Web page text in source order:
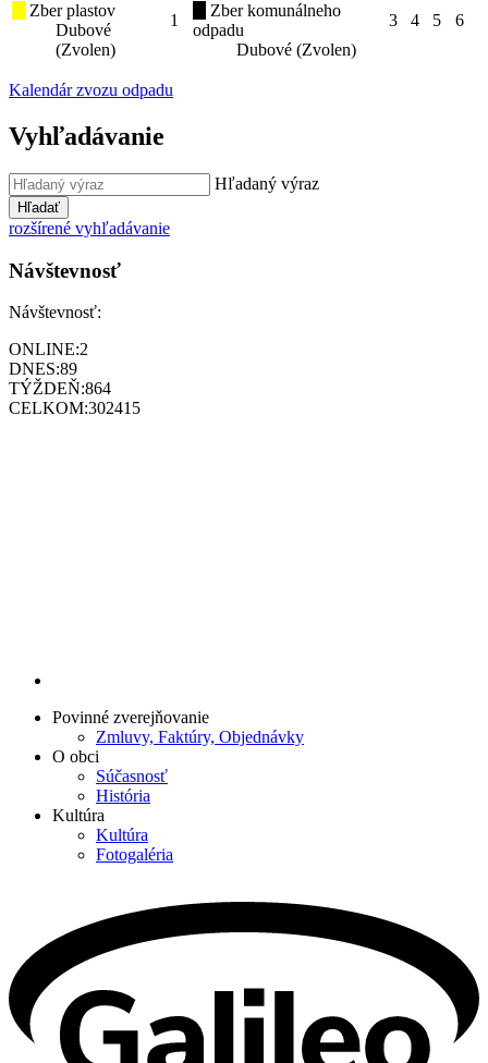
Zber plastov
Dubové
(Zvolen)
1
Zber komunálneho
odpadu
Dubové (Zvolen)
3 4 5 6
Kalendár zvozu odpadu
Vyhľadávanie
Hľadaný výraz
Hľadať
rozšírené vyhľadávanie
Návštevnosť
Návštevnosť:
ONLINE:2
DNES:89
TÝŽDEŇ:864
CELKOM:302415
Povinné zverejňovanie
Zmluvy, Faktúry, Objednávky
O obci
Súčasnosť
História
Kultúra
Kultúra
Fotogaléria